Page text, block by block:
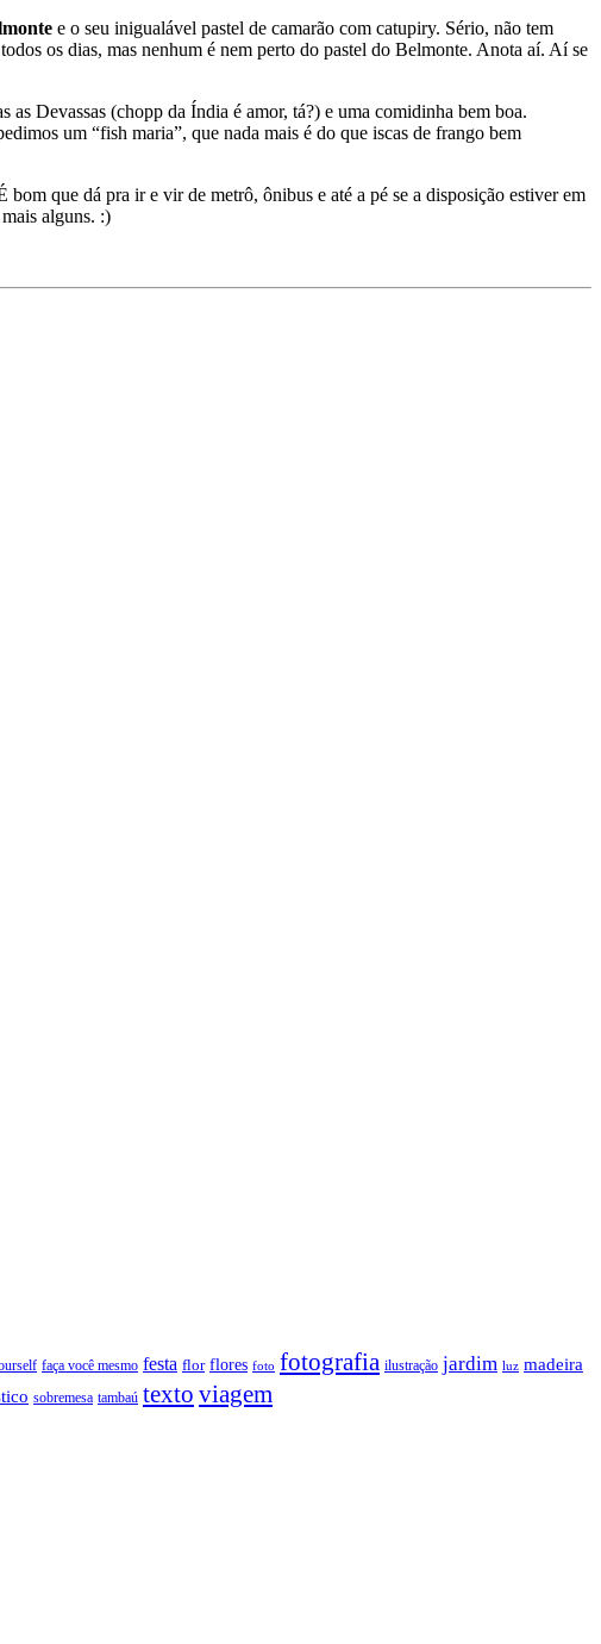
e o seu inigualável pastel de camarão com catupiry. Sério, não tem
os dias, mas nenhum é nem perto do pastel do Belmonte. Anota aí. Aí se
Devassas (chopp da Índia é amor, tá?) e uma comidinha bem boa.
um “fish maria”, que nada mais é do que iscas de frango bem
que dá pra ir e vir de metrô, ônibus e até a pé se a disposição estiver em
alguns. :)
faça você mesmo festa flor flores foto fotografia ilustração jardim luz madeira
sobremesa tambaú texto viagem